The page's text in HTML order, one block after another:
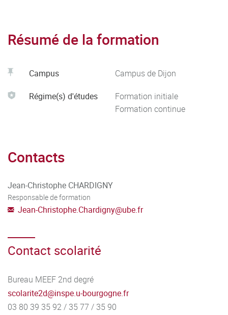
Se former
Coopérer
Résumé de la formation
Campus Campus de Dijon
Régime(s) d'études
Formation initiale
Formation continue
Contacts
Jean-Christophe CHARDIGNY
Responsable de formation
Jean-Christophe.Chardigny@ube.fr
Contact scolarité
Bureau MEEF 2nd degré
scolarite2d@inspe.u-bourgogne.fr
03 80 39 35 92 / 35 77 / 35 90